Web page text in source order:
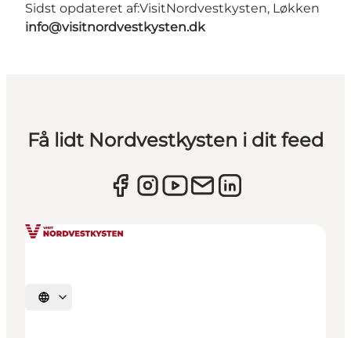
Sidst opdateret af:VisitNordvestkysten, Løkken
info@visitnordvestkysten.dk
Få lidt Nordvestkysten i dit feed
Vælg sprog